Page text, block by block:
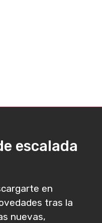
escalada
en
tras la
nuevas,